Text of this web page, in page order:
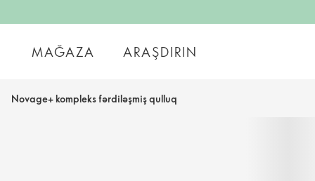
MAĞAZA ARAŞDIRIN
Novage+ kompleks fərdiləşmiş qulluq